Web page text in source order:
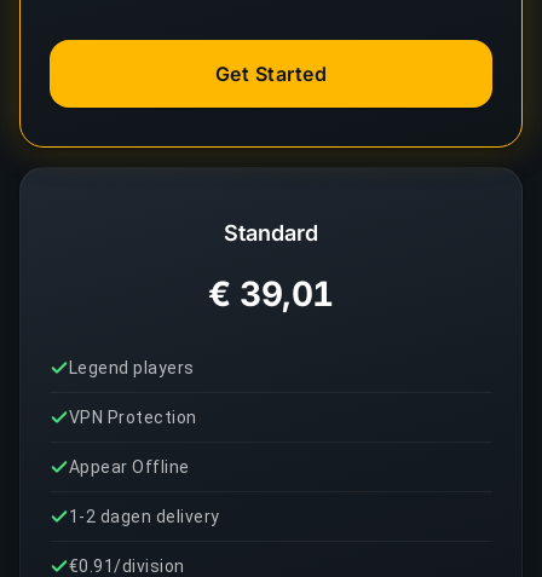
Standard
€ 39,01
Legend players
VPN Protection
Appear Offline
1-2 dagen delivery
€0.91/division
Get Started